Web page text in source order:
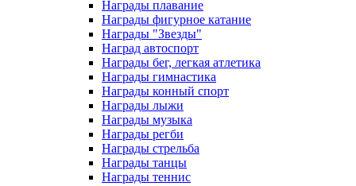
Награды плавание
Награды фигурное катание
Награды "Звезды"
Наград автоспорт
Награды бег, легкая атлетика
Награды гимнастика
Награды конный спорт
Награды лыжи
Награды музыка
Награды регби
Награды стрельба
Награды танцы
Награды теннис